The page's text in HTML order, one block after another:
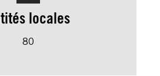
locales
80